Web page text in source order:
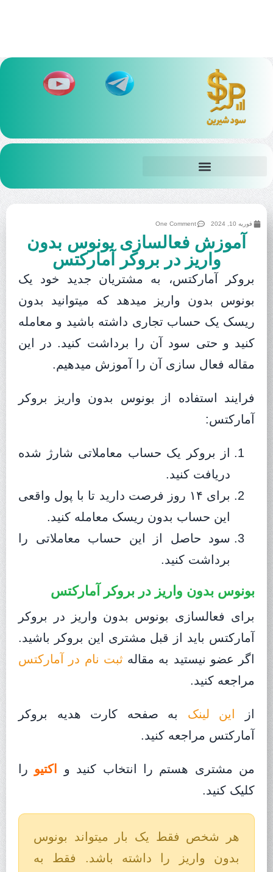
فوریه 10, 2024 One Comment
آموزش فعالسازی بونوس بدون
واریز در بروکر آمارکتس
بروکر آمارکتس، به مشتریان جدید خود یک
بونوس بدون واریز میدهد که میتوانید بدون
ریسک یک حساب تجاری داشته باشید و معامله
کنید و حتی سود آن را برداشت کنید. در این
مقاله فعال سازی آن را آموزش میدهیم.
فرایند استفاده از بونوس بدون واریز بروکر
آمارکتس:
از بروکر یک حساب معاملاتی شارژ شده
دریافت کنید.
برای ۱۴ روز فرصت دارید تا با پول واقعی
این حساب بدون ریسک معامله کنید.
سود حاصل از این حساب معاملاتی را
برداشت کنید.
بونوس بدون واریز در بروکر آمارکتس
برای فعالسازی بونوس بدون واریز در بروکر
آمارکتس باید از قبل مشتری این بروکر باشید.
اگر عضو نیستید به مقاله ثبت نام در آمارکتس
مراجعه کنید.
از این لینک به صفحه کارت هدیه بروکر
آمارکتس مراجعه کنید.
من مشتری هستم را انتخاب کنید و اکتیو را
کلیک کنید.
هر شخص فقط یک بار میتواند بونوس
بدون واریز را داشته باشد. فقط به